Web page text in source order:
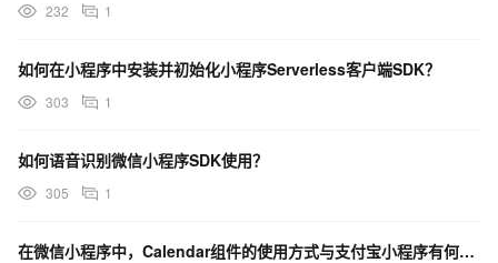
232 1
如何在小程序中安装并初始化小程序Serverless客户端SDK？
303 1
如何语音识别微信小程序SDK使用？
305 1
在微信小程序中，Calendar组件的使用方式与支付宝小程序有何不同？